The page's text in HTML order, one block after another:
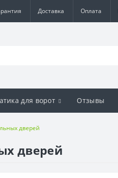
Доставка Оплата
для ворот Отзывы
дверей
дверей